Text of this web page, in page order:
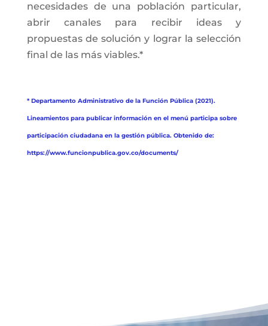
necesidades de una población particular,
abrir canales para recibir ideas y
propuestas de solución y lograr la selección
final de las más viables.*
* Departamento Administrativo de la Función Pública (2021).
Lineamientos para publicar información en el menú participa sobre
participación ciudadana en la gestión pública. Obtenido de:
https://www.funcionpublica.gov.co/documents/